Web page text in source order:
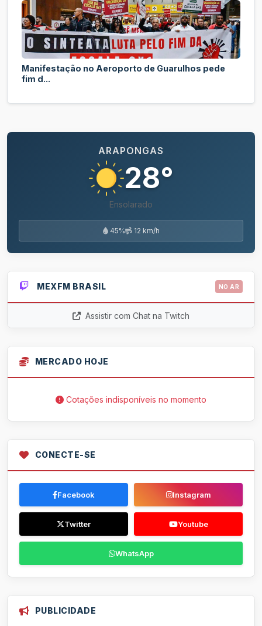
Manifestação no Aeroporto de Guarulhos pede
fim d...
ARAPONGAS
28°
Ensolarado
45% 12 km/h
MEXFM BRASIL NO AR
Assistir com Chat na Twitch
MERCADO HOJE
Cotações indisponíveis no momento
CONECTE-SE
Facebook Instagram
Twitter Youtube
WhatsApp
PUBLICIDADE